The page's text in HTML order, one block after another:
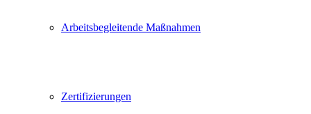
Arbeitsbegleitende Maßnahmen
Zertifizierungen